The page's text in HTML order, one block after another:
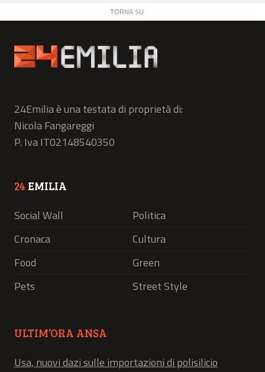
TORNA SU
24Emilia è una testata di proprietà di:
Nicola Fangareggi
P. Iva IT02148540350
24 EMILIA
Social Wall
Politica
Cronaca
Cultura
Food
Green
Pets
Street Style
ULTIM’ORA ANSA
Usa, nuovi dazi sulle importazioni di polisilicio